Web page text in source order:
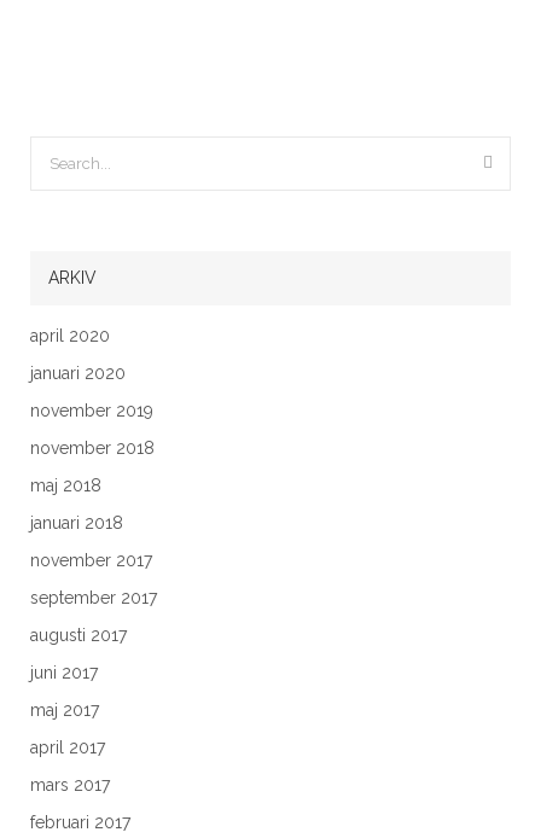
ARKIV
april 2020
januari 2020
november 2019
november 2018
maj 2018
januari 2018
november 2017
september 2017
augusti 2017
juni 2017
maj 2017
april 2017
mars 2017
februari 2017